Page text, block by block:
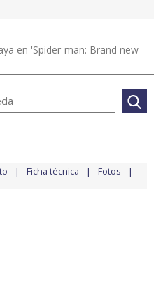
en 'Spider-man: Brand new
Ficha técnica Fotos